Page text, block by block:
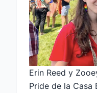
Erin Reed y
Pride de la Casa